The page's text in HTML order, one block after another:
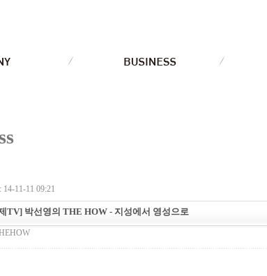
14-11-11 09:21
TV] 박선영의 THE HOW - 지성에서 영성으로